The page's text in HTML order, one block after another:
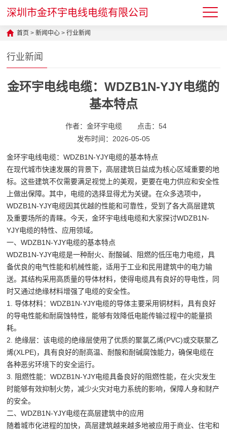
深圳市金环宇电线电缆有限公司
首页 >新闻中心 >行业新闻
行业新闻
金环宇电线电缆：WDZB1N-YJY电缆的
基本特点
作者：金环宇电缆 点击： 54
发布时间：2026-05-05
金环宇电线电缆：WDZB1N-YJY电缆的基本特点
在现代城市快速发展的背景下，高层建筑日益成为核心区域重要的地
标。这些建筑不仅需要满足视觉上的美观，更要在电力供应和安全性
上做出保障。其中，电缆的选择显得尤为关键。在众多选项中，
WDZB1N-YJY电缆因其优越的性能和可靠性，受到了各大高层建筑
及重要场所的青睐。今天，金环宇电线电缆和大家探讨WDZB1N-
YJY电缆的特性、应用领域。
一、WDZB1N-YJY电缆的基本特点
WDZB1N-YJY电缆是一种耐火、耐酸碱、阻燃的低压电力电缆，具
备优良的电气性能和机械性能，适用于工业和民用建筑中的电力输
送。其结构采用高质量的导体材料，使得电缆具有良好的导电性，同
时又通过绝缘材料增强了电缆的安全性。
1. 导体材料：WDZB1N-YJY电缆的导体主要采用铜材料，具有良好
的导电性能和耐腐蚀特性，能够有效降低电能传输过程中的能量损
耗。
2. 绝缘层：该电缆的绝缘层使用了优质的聚氯乙烯(PVC)或交联聚乙
烯(XLPE)，具有良好的耐高温、耐酸和耐碱腐蚀能力，确保电缆在
各种恶劣环境下的安全运行。
3. 阻燃性能：WDZB1N-YJY电缆具备良好的阻燃性能，在火灾发生
时能够有效抑制火势，减少火灾对电力系统的影响，保障人身和财产
的安全。
二、WDZB1N-YJY电缆在高层建筑中的应用
随着城市化进程的加快，高层建筑越来越多地被应用于商业、住宅和